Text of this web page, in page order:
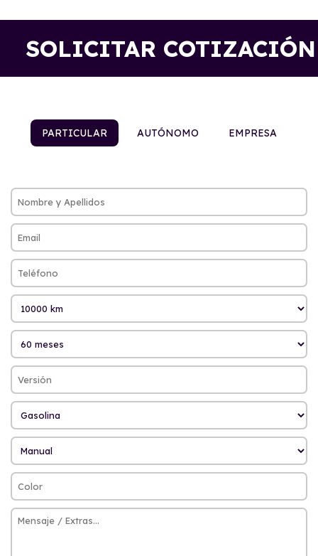
SOLICITAR COTIZACIÓN
PARTICULAR AUTÓNOMO EMPRESA